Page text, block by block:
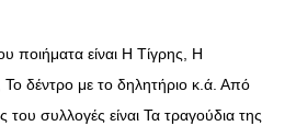
ποιήματα είναι Η Τίγρης, Η
Το δέντρο με το δηλητήριο κ.ά. Από
του συλλογές είναι Τα τραγούδια της